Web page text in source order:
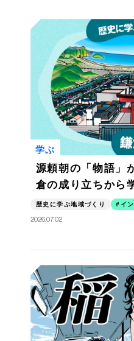
学ぶ
源頼朝の「物語」
倉の成り立ちから
歴史に学ぶ地域づくり イ
2026.07.02